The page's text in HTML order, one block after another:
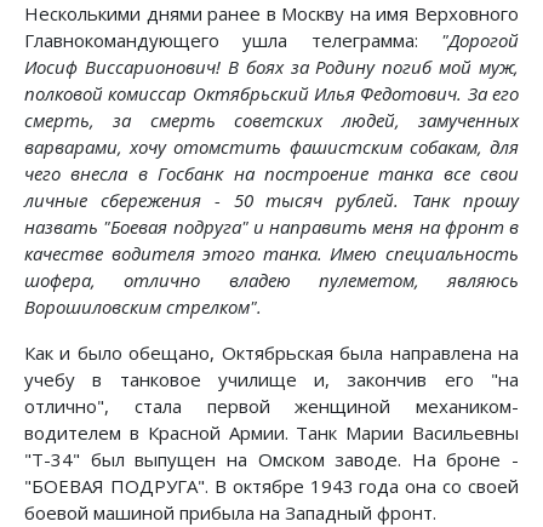
Несколькими днями ранее в Москву на имя Верховного
Главнокомандующего ушла телеграмма: "Дорогой
Иосиф Виссарионович! В боях за Родину погиб мой муж,
полковой комиссар Октябрьский Илья Федотович. За его
смерть, за смерть советских людей, замученных
варварами, хочу отомстить фашистским собакам, для
чего внесла в Госбанк на построение танка все свои
личные сбережения - 50 тысяч рублей. Танк прошу
назвать "Боевая подруга" и направить меня на фронт в
качестве водителя этого танка. Имею специальность
шофера, отлично владею пулеметом, являюсь
Ворошиловским стрелком".
Как и было обещано, Октябрьская была направлена на
учебу в танковое училище и, закончив его "на
отлично", стала первой женщиной механиком-
водителем в Красной Армии. Танк Марии Васильевны
"Т-34" был выпущен на Омском заводе. На броне -
"БОЕВАЯ ПОДРУГА". В октябре 1943 года она со своей
боевой машиной прибыла на Западный фронт.